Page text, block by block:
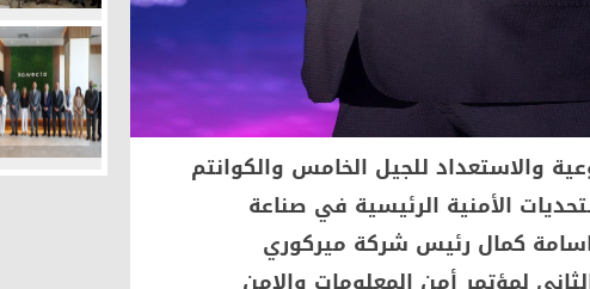
والاستعداد للجيل الخامس والكوانتم
الأمنية الرئيسية في صناعة
اسامة كمال رئيس شركة ميركوري